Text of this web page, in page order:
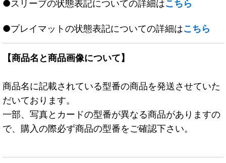
●スリーブの状態表記についての詳細はこちら
●プレイマットの状態表記についての詳細はこちら
【商品名と商品画像について】
商品名に記載されている型番の商品を発送させていた
だいております。
一部、写真とカードの型番が異なる商品がありますの
で、購入の際必ず商品の型番をご確認下さい。